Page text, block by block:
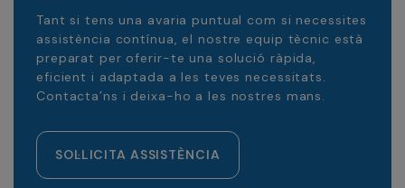
Tant si tens una avaria puntual com si necessites
assistència contínua, el nostre equip tècnic està
preparat per oferir-te una solució ràpida,
eficient i adaptada a les teves necessitats.
Contacta’ns i deixa-ho a les nostres mans.
SOL·LICITA ASSISTÈNCIA